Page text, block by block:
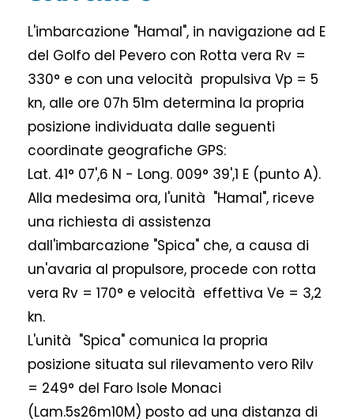
L'imbarcazione "Hamal", in navigazione ad E
del Golfo del Pevero con Rotta vera Rv =
330° e con una velocità propulsiva Vp = 5
kn, alle ore 07h 51m determina la propria
posizione individuata dalle seguenti
coordinate geografiche GPS:
Lat. 41° 07',6 N - Long. 009° 39',1 E (punto A).
Alla medesima ora, l'unità "Hamal", riceve
una richiesta di assistenza
dall'imbarcazione "Spica" che, a causa di
un'avaria al propulsore, procede con rotta
vera Rv = 170° e velocità effettiva Ve = 3,2
kn.
L'unità "Spica" comunica la propria
posizione situata sul rilevamento vero Rilv
= 249° del Faro Isole Monaci
(Lam.5s26m10M) posto ad una distanza di